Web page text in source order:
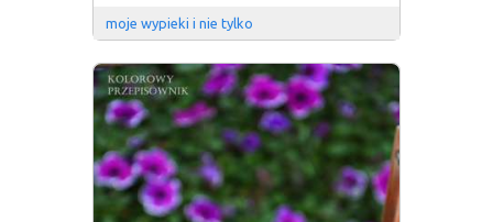
moje wypieki i nie tylko